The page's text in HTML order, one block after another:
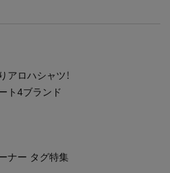
アロハシャツ！
ト4ブランド
ナー タグ特集